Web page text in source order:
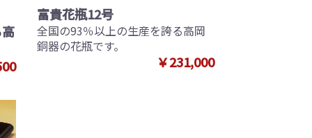
富貴花瓶12号
全国の93％以上の生産を誇る高岡
銅器の花瓶です。
￥231,000